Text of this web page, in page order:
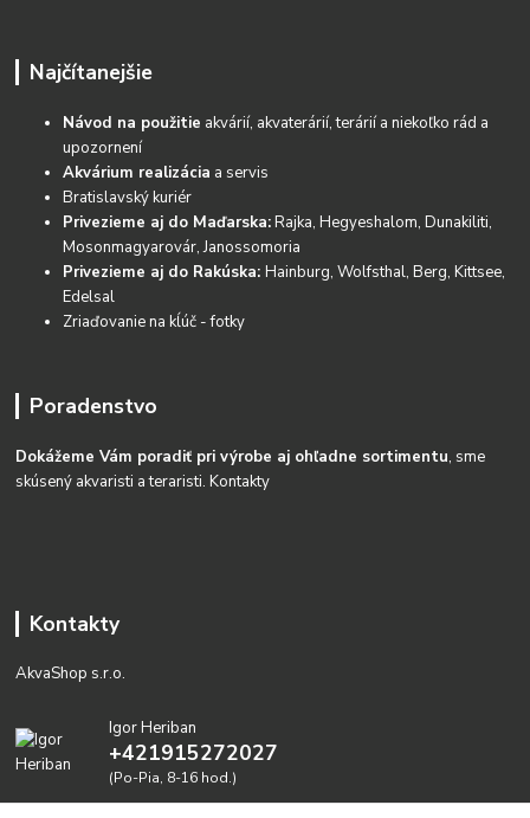
Najčítanejšie
Návod na použitie akvárií, akvaterárií, terárií a niekoľko rád a
upozornení
Akvárium realizácia a servis
Bratislavský kuriér
Privezieme aj do Maďarska:Rajka, Hegyeshalom, Dunakiliti,
Mosonmagyarovár, Janossomoria
Privezieme aj do Rakúska:Hainburg, Wolfsthal, Berg, Kittsee,
Edelsal
Zriaďovanie na kĺúč - fotky
Poradenstvo
Dokážeme Vám poradiť pri výrobe aj ohľadne sortimentu, sme
skúsený akvaristi a teraristi.Kontakty
Kontakty
AkvaShop s.r.o.
Igor Heriban
+421915272027
(Po-Pia, 8-16 hod.)